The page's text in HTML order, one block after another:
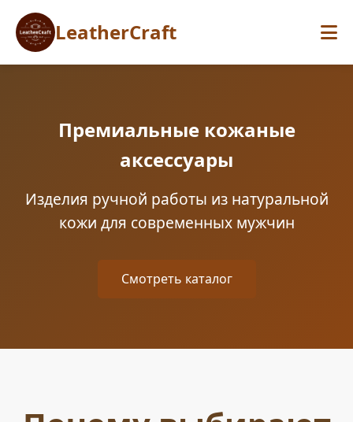
LeatherCraft
Премиальные кожаные
аксессуары
Изделия ручной работы из натуральной
кожи для современных мужчин
Смотреть каталог